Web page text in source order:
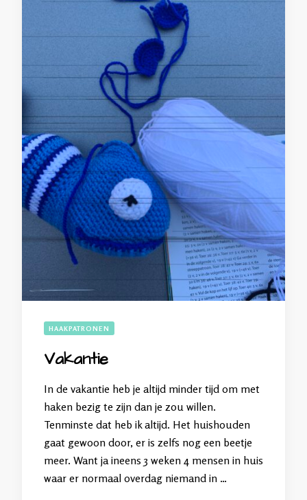
HAAKPATRONEN
Vakantie
In de vakantie heb je altijd minder tijd om met
haken bezig te zijn dan je zou willen.
Tenminste dat heb ik altijd. Het huishouden
gaat gewoon door, er is zelfs nog een beetje
meer. Want ja ineens 3 weken 4 mensen in huis
waar er normaal overdag niemand in …